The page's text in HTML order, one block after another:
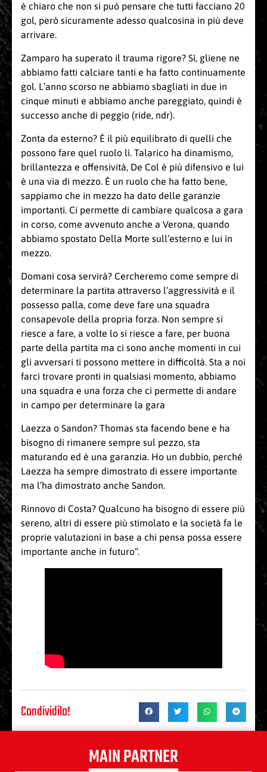
è chiaro che non si può pensare che tutti facciano 20
gol, però sicuramente adesso qualcosina in più deve
arrivare.
Zamparo ha superato il trauma rigore? Sì, gliene ne
abbiamo fatti calciare tanti e ha fatto continuamente
gol. L’anno scorso ne abbiamo sbagliati in due in
cinque minuti e abbiamo anche pareggiato, quindi è
successo anche di peggio (ride, ndr).
Zonta da esterno? È il più equilibrato di quelli che
possono fare quel ruolo lì. Talarico ha dinamismo,
brillantezza e offensività, De Col è più difensivo e lui
è una via di mezzo. È un ruolo che ha fatto bene,
sappiamo che in mezzo ha dato delle garanzie
importanti. Ci permette di cambiare qualcosa a gara
in corso, come avvenuto anche a Verona, quando
abbiamo spostato Della Morte sull’esterno e lui in
mezzo.
Domani cosa servirà? Cercheremo come sempre di
determinare la partita attraverso l’aggressività e il
possesso palla, come deve fare una squadra
consapevole della propria forza. Non sempre si
riesce a fare, a volte lo si riesce a fare, per buona
parte della partita ma ci sono anche momenti in cui
gli avversari ti possono mettere in difficoltà. Sta a noi
farci trovare pronti in qualsiasi momento, abbiamo
una squadra e una forza che ci permette di andare
in campo per determinare la gara
Laezza o Sandon? Thomas sta facendo bene e ha
bisogno di rimanere sempre sul pezzo, sta
maturando ed è una garanzia. Ho un dubbio, perché
Laezza ha sempre dimostrato di essere importante
ma l’ha dimostrato anche Sandon.
Rinnovo di Costa? Qualcuno ha bisogno di essere più
sereno, altri di essere più stimolato e la società fa le
proprie valutazioni in base a chi pensa possa essere
importante anche in futuro”.
Condividilo!
MAIN PARTNER